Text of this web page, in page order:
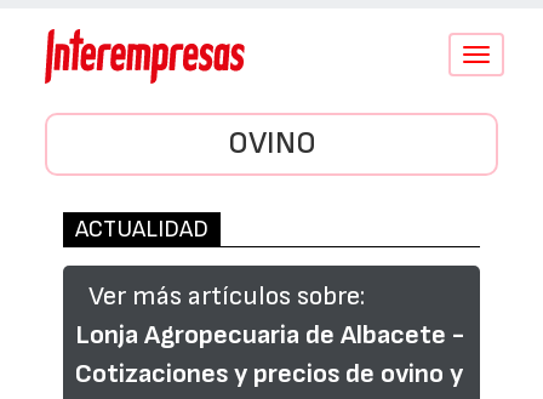
Conmutar
OVINO
ACTUALIDAD
Ver más artículos sobre:
Lonja Agropecuaria de Albacete -
Cotizaciones y precios de ovino y